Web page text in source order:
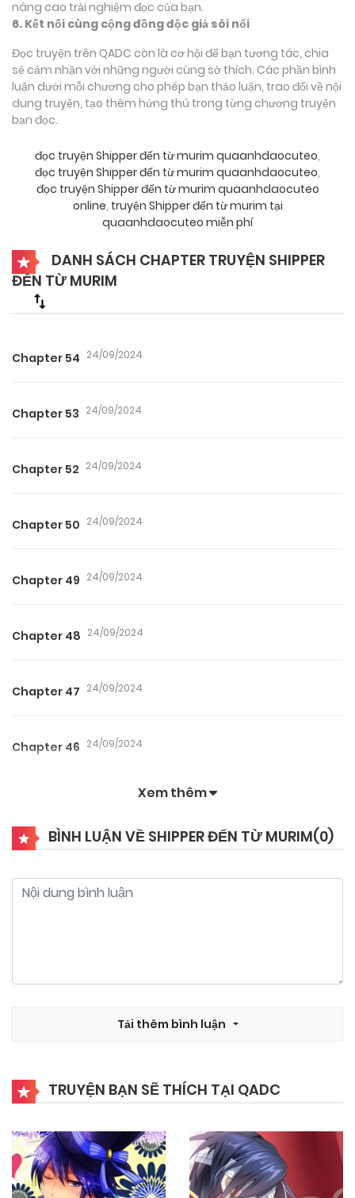
nâng cao trải nghiệm đọc của bạn.
6. Kết nối cùng cộng đồng độc giả sôi nổi
Đọc truyện trên QADC còn là cơ hội để bạn tương tác, chia
sẻ cảm nhận với những người cùng sở thích. Các phần bình
luận dưới mỗi chương cho phép bạn thảo luận, trao đổi về nội
dung truyện, tạo thêm hứng thú trong từng chương truyện
bạn đọc.
đọc truyện Shipper đến từ murim quaanhdaocuteo,
đọc truyện Shipper đến từ murim quaanhdaocuteo,
đọc truyện Shipper đến từ murim quaanhdaocuteo
online, truyện Shipper đến từ murim tại
quaanhdaocuteo miễn phí
DANH SÁCH CHAPTER TRUYỆN SHIPPER
ĐẾN TỪ MURIM
Chapter 54 24/09/2024
Chapter 53 24/09/2024
Chapter 52 24/09/2024
Chapter 50 24/09/2024
Chapter 49 24/09/2024
Chapter 48 24/09/2024
Chapter 47 24/09/2024
Chapter 46 24/09/2024
24/09/2024
24/09/2024
Chapter 40
Chapter 39 24/09/2024
Chapter 38 24/09/2024
Xem thêm
BÌNH LUẬN VỀ SHIPPER ĐẾN TỪ MURIM(0)
Tải thêm bình luận
TRUYỆN BẠN SẼ THÍCH TẠI QADC